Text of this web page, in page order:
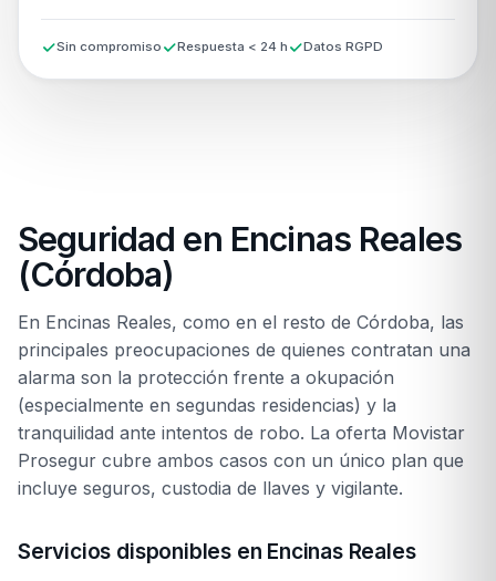
Sin compromiso Respuesta < 24 h Datos RGPD
Seguridad en Encinas Reales
(Córdoba)
En Encinas Reales, como en el resto de Córdoba, las
principales preocupaciones de quienes contratan una
alarma son la protección frente a okupación
(especialmente en segundas residencias) y la
tranquilidad ante intentos de robo. La oferta Movistar
Prosegur cubre ambos casos con un único plan que
incluye seguros, custodia de llaves y vigilante.
Servicios disponibles en Encinas Reales